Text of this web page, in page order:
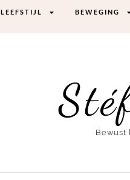
LEEFSTIJL BEWEGING
Bewust